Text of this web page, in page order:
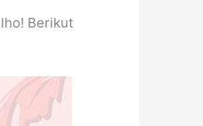
Berikut